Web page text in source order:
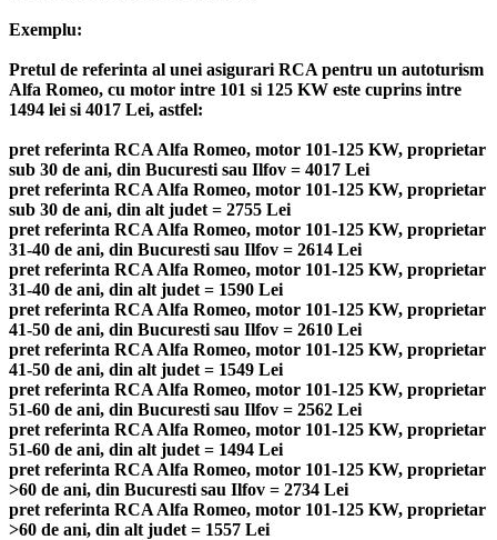
Exemplu:
Pretul de referinta al unei asigurari RCA pentru un autoturism
Alfa Romeo, cu motor intre 101 si 125 KW este cuprins intre
1494 lei si 4017 Lei, astfel:
pret referinta RCA Alfa Romeo, motor 101-125 KW, proprietar
sub 30 de ani, din Bucuresti sau Ilfov = 4017 Lei
pret referinta RCA Alfa Romeo, motor 101-125 KW, proprietar
sub 30 de ani, din alt judet = 2755 Lei
pret referinta RCA Alfa Romeo, motor 101-125 KW, proprietar
31-40 de ani, din Bucuresti sau Ilfov = 2614 Lei
pret referinta RCA Alfa Romeo, motor 101-125 KW, proprietar
31-40 de ani, din alt judet = 1590 Lei
pret referinta RCA Alfa Romeo, motor 101-125 KW, proprietar
41-50 de ani, din Bucuresti sau Ilfov = 2610 Lei
pret referinta RCA Alfa Romeo, motor 101-125 KW, proprietar
41-50 de ani, din alt judet = 1549 Lei
pret referinta RCA Alfa Romeo, motor 101-125 KW, proprietar
51-60 de ani, din Bucuresti sau Ilfov = 2562 Lei
pret referinta RCA Alfa Romeo, motor 101-125 KW, proprietar
51-60 de ani, din alt judet = 1494 Lei
pret referinta RCA Alfa Romeo, motor 101-125 KW, proprietar
>60 de ani, din Bucuresti sau Ilfov = 2734 Lei
pret referinta RCA Alfa Romeo, motor 101-125 KW, proprietar
>60 de ani, din alt judet = 1557 Lei